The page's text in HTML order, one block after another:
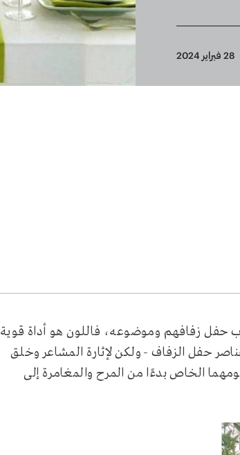
28 فبراير 2024
حفل زفافهم وموضوعه، فاللون هو أداة قوية
حفل الزفاف - ولكن لإثارة المشاعر وخلق
الخاص بدءًا من المرح والمغامرة إلى